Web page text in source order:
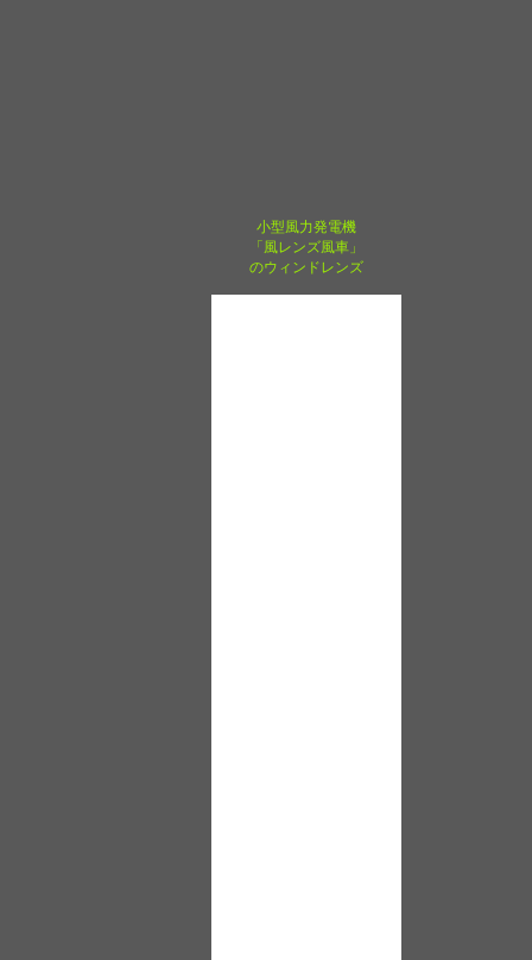
小型風力発電機
「風レンズ風車」
のウィンドレンズ